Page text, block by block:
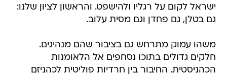
ישראל לקום על רגליו ולהישפט. והראשון לציון שלנו:
גם בטלן, גם פחדן וגם מסית עלוב.
משהו עמוק מתרחש גם בציבור שהם מנהיגים.
חלקים גדולים בתוכו נסחפים אל הלאומנות
הכהניסטית. החיבור בין חרדיות פוליטית לכהניזם